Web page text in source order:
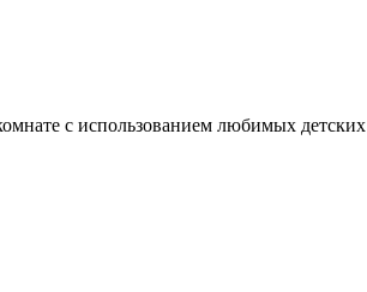
с использованием любимых детских